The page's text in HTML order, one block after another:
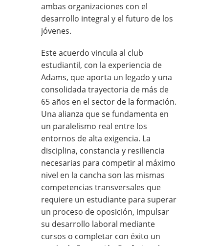
ambas organizaciones con el
desarrollo integral y el futuro de los
jóvenes.
Este acuerdo vincula al club
estudiantil, con la experiencia de
Adams, que aporta un legado y una
consolidada trayectoria de más de
65 años en el sector de la formación.
Una alianza que se fundamenta en
un paralelismo real entre los
entornos de alta exigencia. La
disciplina, constancia y resiliencia
necesarias para competir al máximo
nivel en la cancha son las mismas
competencias transversales que
requiere un estudiante para superar
un proceso de oposición, impulsar
su desarrollo laboral mediante
cursos o completar con éxito un